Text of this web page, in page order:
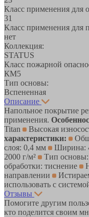
Класс применения для
31
Класс применения
нет
Коллекция:
STATUS
Класс пожарной
КМ5
Тип основы:
Вспененная
Описание
Напольное покрытие
применения.
Titan
Высокая
характеристики:
слоя: 0,4 мм
Ширина:
2000 г/м²
Тип основы:
обработки: тиснение
направлении
использовать с
Отзывы
Помогите другим
кто поделится своим